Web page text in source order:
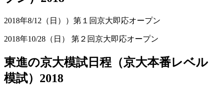
2018年8/12（日））第１回京大即応オープン
2018年10/28（日） 第２回京大即応オープン
東進の京大模試日程（京大本番レベル
模試）2018